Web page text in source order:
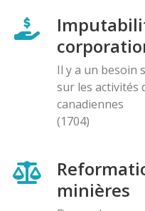
Il y a un besoin
sur les activités
canadiennes
(1704)
minières